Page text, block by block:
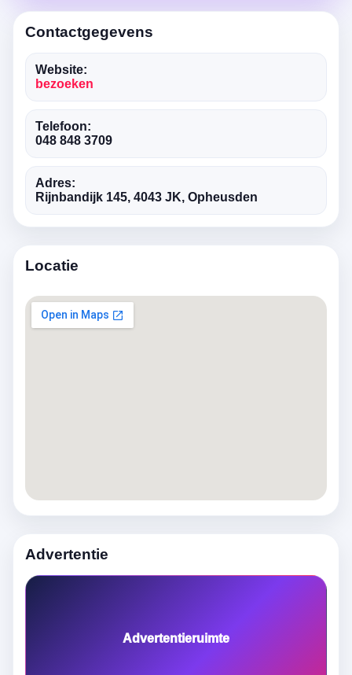
Contactgegevens
Website:
bezoeken
Telefoon:
048 848 3709
Adres:
Rijnbandijk 145, 4043 JK, Opheusden
Locatie
Advertentie
Advertentieruimte